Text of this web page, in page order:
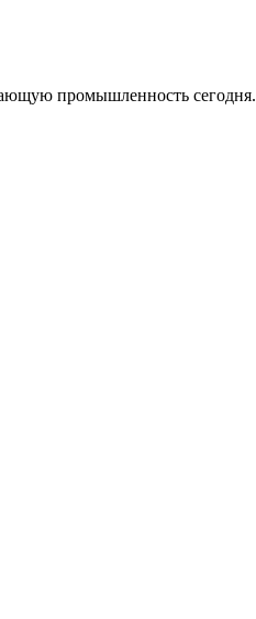
промышленность сегодня.